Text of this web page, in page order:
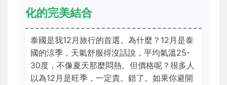
化的完美結合
泰國是我12月旅行的首選。為什麼？12月是泰
國的涼季，天氣舒服得沒話說，平均氣溫25-
30度，不像夏天那麼悶熱。但價格呢？很多人
以為12月是旺季，一定貴。錯了。如果你避開